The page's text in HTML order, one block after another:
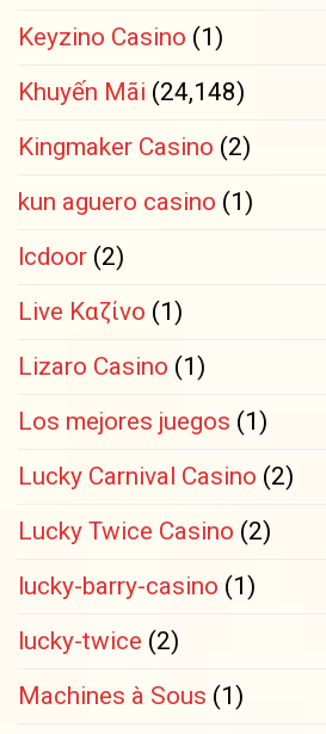
Keyzino Casino (1)
Khuyến Mãi (24,148)
Kingmaker Casino (2)
kun aguero casino (1)
lcdoor (2)
Live Καζίνο (1)
Lizaro Casino (1)
Los mejores juegos (1)
Lucky Carnival Casino (2)
Lucky Twice Casino (2)
lucky-barry-casino (1)
lucky-twice (2)
Machines à Sous (1)